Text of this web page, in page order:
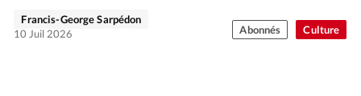
Culture
Francis-George Sarpédon
10 Juil 2026
Abonnés